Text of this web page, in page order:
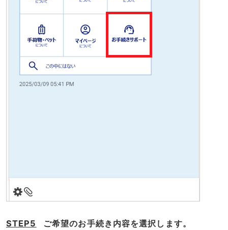
STEP5 ご希望のお手続き内容を選択します。